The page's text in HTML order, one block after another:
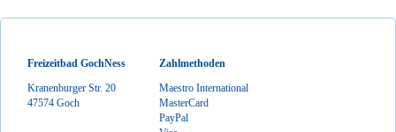
Freizeitbad GochNess
Kranenburger Str. 20
47574 Goch
Zahlmethoden
Maestro International
MasterCard
PayPal